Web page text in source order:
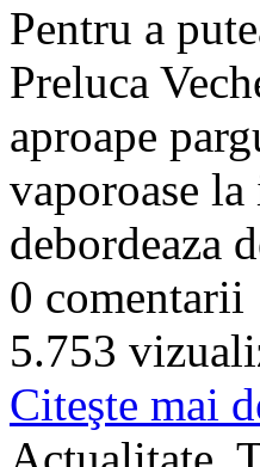
Pentru a
Preluca
aproape
vaporoase
debordeaza
0 comentarii
5.753
Citeşte mai